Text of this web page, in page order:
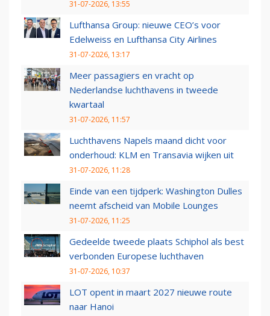
31-07-2026, 13:55
Lufthansa Group: nieuwe CEO’s voor
Edelweiss en Lufthansa City Airlines
31-07-2026, 13:17
Meer passagiers en vracht op
Nederlandse luchthavens in tweede
kwartaal
31-07-2026, 11:57
Luchthavens Napels maand dicht voor
onderhoud: KLM en Transavia wijken uit
31-07-2026, 11:28
Einde van een tijdperk: Washington Dulles
neemt afscheid van Mobile Lounges
31-07-2026, 11:25
Gedeelde tweede plaats Schiphol als best
verbonden Europese luchthaven
31-07-2026, 10:37
LOT opent in maart 2027 nieuwe route
naar Hanoi